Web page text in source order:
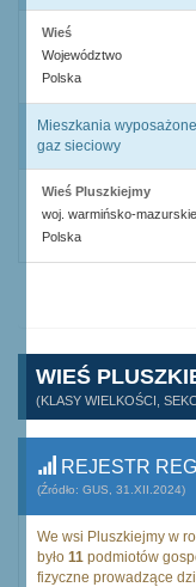
Wieś
Województwo
Polska
Mieszkania
gaz sieciowy
Wieś Pluszkiejmy
woj. warmińsko-mazurskie
Polska
WIEŚ
(KLASY WIELKOŚCI,
REJESTR
(Źródło: GUS, 31.XII.2024)
We wsi Pluszkiejmy w
było 11 podmiotów
fizyczne prowadzące